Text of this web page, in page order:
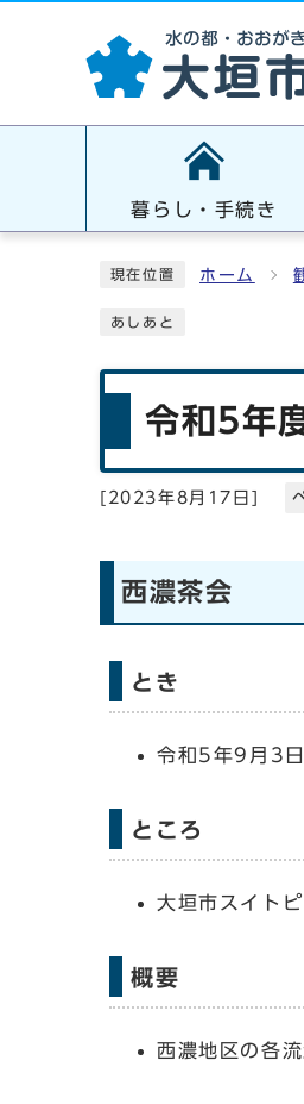
暮らし・手続き
現在位置 ホーム
あしあと
令和5年
2023年8月17日
西濃茶会
とき
令和5年9月3
ところ
大垣市スイト
概要
西濃地区の各